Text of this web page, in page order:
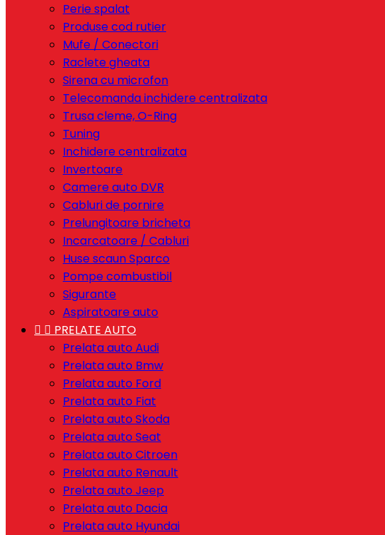
Perie spalat
Produse cod rutier
Mufe / Conectori
Raclete gheata
Sirena cu microfon
Telecomanda inchidere centralizata
Trusa cleme, O-Ring
Tuning
Inchidere centralizata
Invertoare
Camere auto DVR
Cabluri de pornire
Prelungitoare bricheta
Incarcatoare / Cabluri
Huse scaun Sparco
Pompe combustibil
Sigurante
Aspiratoare auto
  PRELATE AUTO
Prelata auto Audi
Prelata auto Bmw
Prelata auto Ford
Prelata auto Fiat
Prelata auto Skoda
Prelata auto Seat
Prelata auto Citroen
Prelata auto Renault
Prelata auto Jeep
Prelata auto Dacia
Prelata auto Hyundai